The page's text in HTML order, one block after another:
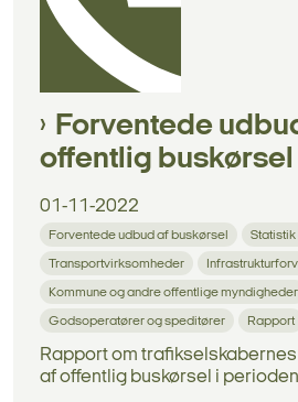
Forventede
offentlig
01-11-2022
Forventede udbud af buskørsel
Transportvirksomheder
Kommune og andre offentlige myndigheder
Godsoperatører og speditører Rapport
Rapport om
af offentlig buskørsel i